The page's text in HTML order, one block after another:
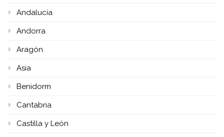
Andalucía
Andorra
Aragón
Asia
Benidorm
Cantabria
Castilla y León